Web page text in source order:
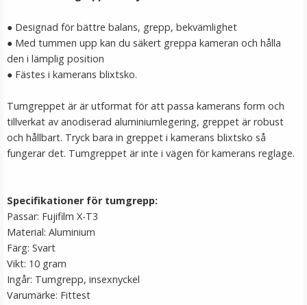
Guld
★★
LÄGG I VARUKORG
JJC Mjuk avtryckarknapp konkav Soft release button -
● Designad för bättre balans, grepp, bekvämlighet
● Med tummen upp kan du säkert greppa kameran och hålla
den i lämplig position
● Fästes i kamerans blixtsko.
Tumgreppet är är utformat för att passa kamerans form och
tillverkat av anodiserad aluminiumlegering, greppet är robust
och hållbart. Tryck bara in greppet i kamerans blixtsko så
fungerar det. Tumgreppet är inte i vägen för kamerans reglage.
Specifikationer för tumgrepp:
Passar: Fujifilm X-T3
Material: Aluminium
Färg: Svart
Vikt: 10 gram
Ingår: Tumgrepp, insexnyckel
Varumärke: Fittest